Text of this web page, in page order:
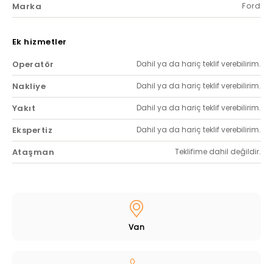
Marka Ford
Ek hizmetler
Operatör
Dahil ya da hariç teklif verebilirim.
Nakliye Dahil ya da hariç teklif verebilirim.
Yakıt Dahil ya da hariç teklif verebilirim.
Ekspertiz Dahil ya da hariç teklif verebilirim.
Ataşman Teklifime dahil değildir.
Van